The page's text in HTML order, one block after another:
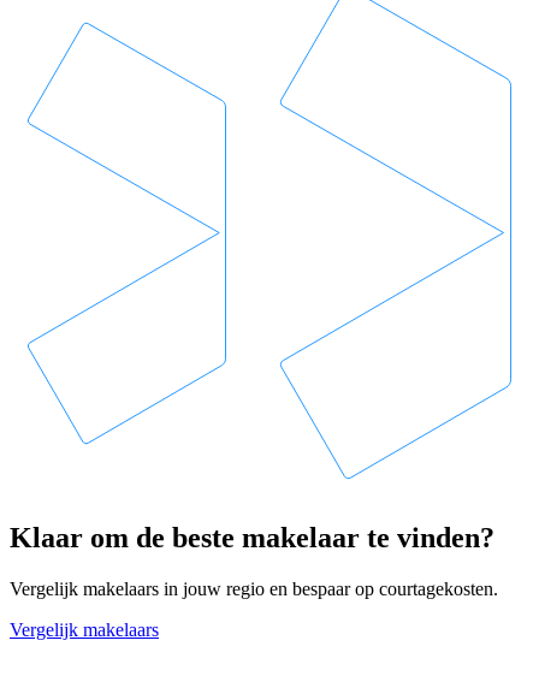
Klaar om de beste makelaar te vinden?
Vergelijk makelaars in jouw regio en bespaar op courtagekosten.
Vergelijk makelaars